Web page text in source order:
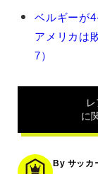
ト
記
ベルギーが
アメリカは
7）
に
By サッカ